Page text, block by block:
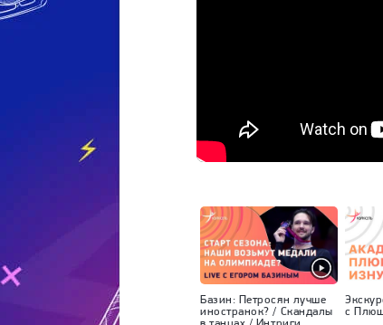
Базин: Петросян лучше
иностранок? / Скандалы
с